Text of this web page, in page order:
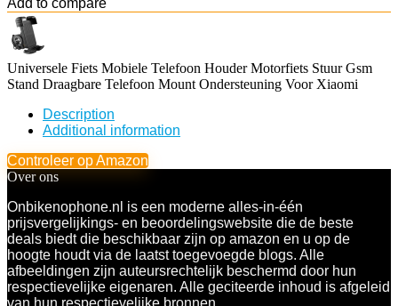
Add to compare
Universele Fiets Mobiele Telefoon Houder Motorfiets Stuur Gsm
Stand Draagbare Telefoon Mount Ondersteuning Voor Xiaomi
Description
Additional information
Controleer op Amazon
Over ons
Onbikenophone.nl is een moderne alles-in-één
prijsvergelijkings- en beoordelingswebsite die de beste
deals biedt die beschikbaar zijn op amazon en u op de
hoogte houdt via de laatst toegevoegde blogs. Alle
afbeeldingen zijn auteursrechtelijk beschermd door hun
respectievelijke eigenaren. Alle geciteerde inhoud is afgeleid
van hun respectievelijke bronnen.